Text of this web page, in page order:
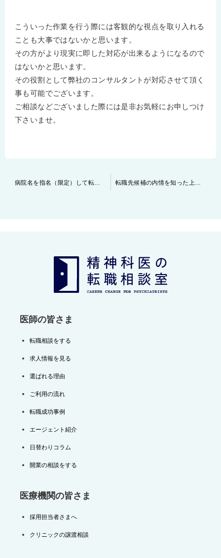
こういった作業を行う際には客観的な視点を取り入れる
ことも大事ではないかと思います。
その方がより現実に即した対応が出来るようになるので
はないかと思います。
その役割として弊社のコンサルタントが対応させて頂く
事も可能でございます。
ご相談などございました際には是非お気軽にお申しつけ
下さいませ。
病院名を指名（限定）して転職をするのは良いのか！？ 転職先候補の内情を知った上で転職をして下さい！
医師の皆さま
転職相談をする
求人情報を見る
選ばれる理由
ご利用の流れ
転職成功事例
エージェント紹介
日替わりコラム
開業の相談をする
医療機関の皆さま
採用担当者さまへ
クリニックの譲渡相談